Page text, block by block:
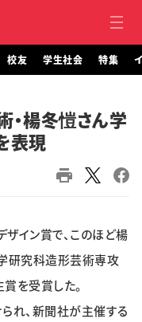
校友 学生社会 特集
楊冬愷さん学
表現
イン賞で、このほど楊
研究科造形芸術専攻
を受賞した。
れ、新聞社が主催する